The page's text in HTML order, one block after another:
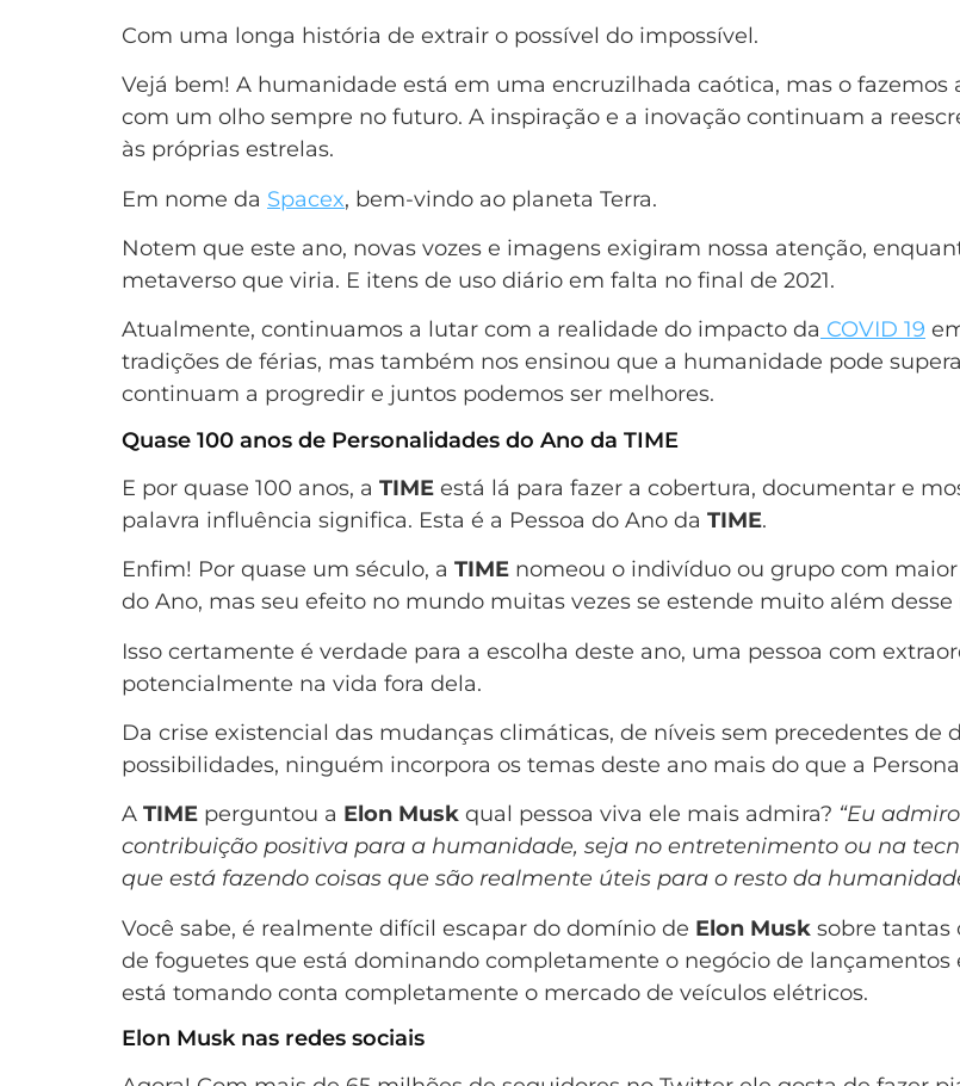
Com uma longa história de extrair o possível do impossível.
Vejá bem! A humanidade está em uma encruzilhada caótica, mas o fazemos
com um olho sempre no futuro. A inspiração e a inovação continuam a
às próprias estrelas.
Em nome da Spacex, bem-vindo ao planeta Terra.
Notem que este ano, novas vozes e imagens exigiram nossa atenção,
metaverso que viria. E itens de uso diário em falta no final de 2021.
Atualmente, continuamos a lutar com a realidade do impacto da COVID 19
tradições de férias, mas também nos ensinou que a humanidade pode
continuam a progredir e juntos podemos ser melhores.
Quase 100 anos de Personalidades do Ano da TIME
E por quase 100 anos, a TIME está lá para fazer a cobertura, documentar e
palavra influência significa. Esta é a Pessoa do Ano da TIME.
Enfim! Por quase um século, a TIME nomeou o indivíduo ou grupo com
do Ano, mas seu efeito no mundo muitas vezes se estende muito além
Isso certamente é verdade para a escolha deste ano, uma pessoa com
potencialmente na vida fora dela.
Da crise existencial das mudanças climáticas, de níveis sem precedentes de
possibilidades, ninguém incorpora os temas deste ano mais do que a
A TIME perguntou a Elon Musk qual pessoa viva ele mais admira? “Eu
contribuição positiva para a humanidade, seja no entretenimento ou na
que está fazendo coisas que são realmente úteis para o resto da
Você sabe, é realmente difícil escapar do domínio de Elon Musk sobre tantas
de foguetes que está dominando completamente o negócio de
está tomando conta completamente o mercado de veículos elétricos.
Elon Musk nas redes sociais